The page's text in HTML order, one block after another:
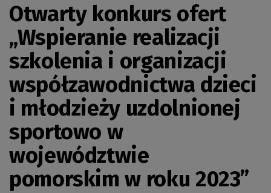
Otwarty konkurs ofert
„Wspieranie realizacji
szkolenia i organizacji
współzawodnictwa dzieci
i młodzieży uzdolnionej
sportowo w
województwie
pomorskim w roku 2023”